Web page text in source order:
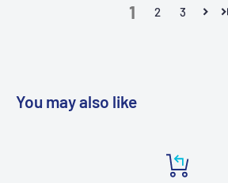
1 2 3
You may also like